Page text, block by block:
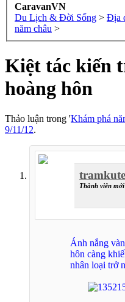
CaravanVN
Du Lịch & Đời Sống > Địa
năm châu >
Kiệt tác kiến
hoàng hôn
Thảo luận trong 'Khám phá
9/11/12.
tramkute
Thành viên mới
Ánh nắng
hôn càng
nhân loại trở